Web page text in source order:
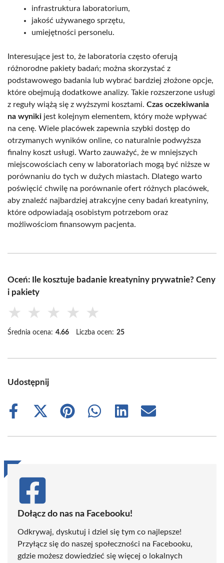
infrastruktura laboratorium,
jakość używanego sprzętu,
umiejętności personelu.
Interesujące jest to, że laboratoria często oferują
różnorodne pakiety badań; można skorzystać z
podstawowego badania lub wybrać bardziej złożone opcje,
które obejmują dodatkowe analizy. Takie rozszerzone usługi
z reguły wiążą się z wyższymi kosztami. Czas oczekiwania
na wyniki jest kolejnym elementem, który może wpływać
na cenę. Wiele placówek zapewnia szybki dostęp do
otrzymanych wyników online, co naturalnie podwyższa
finalny koszt usługi. Warto zauważyć, że w mniejszych
miejscowościach ceny w laboratoriach mogą być niższe w
porównaniu do tych w dużych miastach. Dlatego warto
poświęcić chwilę na porównanie ofert różnych placówek,
aby znaleźć najbardziej atrakcyjne ceny badań kreatyniny,
które odpowiadają osobistym potrzebom oraz
możliwościom finansowym pacjenta.
Oceń: Ile kosztuje badanie kreatyniny prywatnie? Ceny
i pakiety
★ ★ ★ ★ ★
Średnia ocena: 4.66 Liczba ocen: 25
Udostępnij
Share
Share
(Twitter)
Share
Share
Share
Share
Dołącz do nas na Facebooku!
Odkrywaj, dyskutuj i dziel się tym co najlepsze!
Przyłącz się do naszej społeczności na Facebooku,
gdzie możesz dowiedzieć się więcej o lokalnych